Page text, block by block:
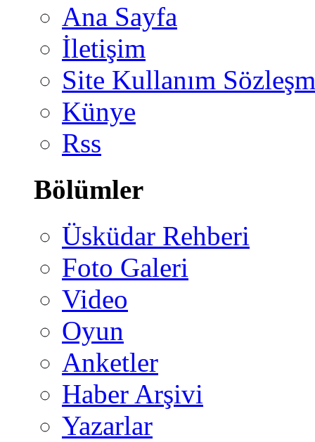
Ana Sayfa
İletişim
Site Kullanım
Künye
Rss
Bölümler
Üsküdar Rehberi
Foto Galeri
Video
Oyun
Anketler
Haber Arşivi
Yazarlar